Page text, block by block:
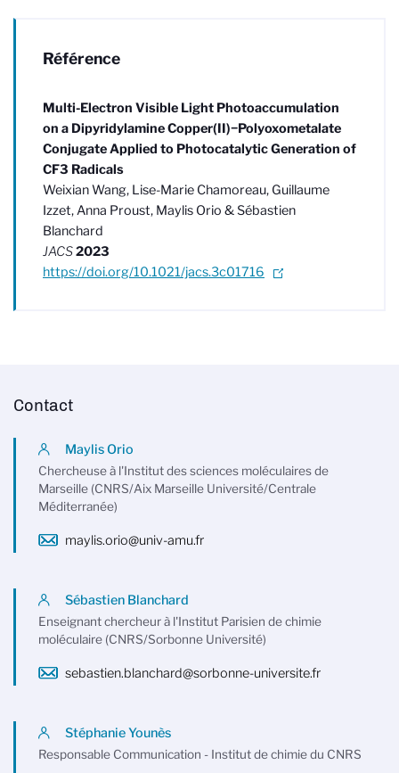
Référence
Multi-Electron Visible Light Photoaccumulation
on a Dipyridylamine Copper(II)−Polyoxometalate
Conjugate Applied to Photocatalytic Generation of
CF3 Radicals
Weixian Wang, Lise-Marie Chamoreau, Guillaume
Izzet, Anna Proust, Maylis Orio & Sébastien
Blanchard
JACS2023
https://doi.org/10.1021/jacs.3c01716
Contact
Maylis Orio
Chercheuse à l'Institut des sciences moléculaires de
Marseille (CNRS/Aix Marseille Université/Centrale
Méditerranée)
maylis.orio@univ-amu.fr
Sébastien Blanchard
Enseignant chercheur à l'Institut Parisien de chimie
moléculaire (CNRS/Sorbonne Université)
sebastien.blanchard@sorbonne-universite.fr
Stéphanie Younès
Responsable Communication - Institut de chimie du CNRS